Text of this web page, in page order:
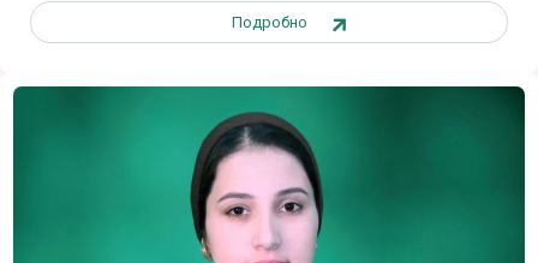
Подробно